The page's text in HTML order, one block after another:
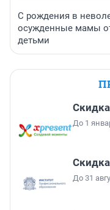
С рождения в
осужденные мамы
детьми
До 1
До 31